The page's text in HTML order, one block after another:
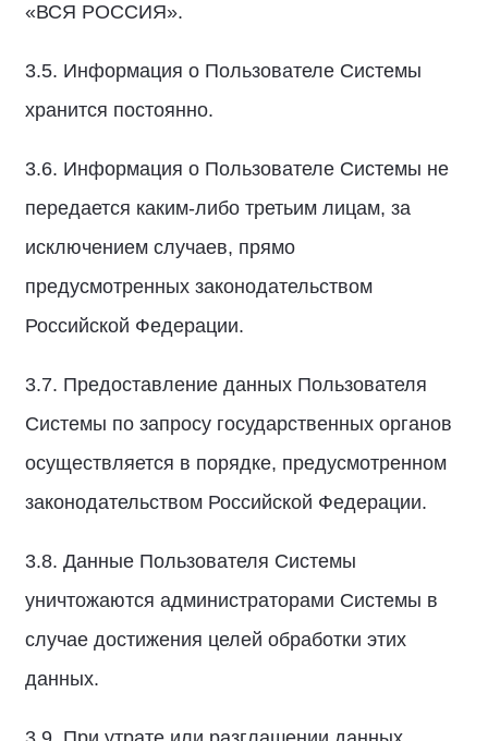
«ВСЯ РОССИЯ».
3.5. Информация о Пользователе Системы
хранится постоянно.
3.6. Информация о Пользователе Системы не
передается каким-либо третьим лицам, за
исключением случаев, прямо
предусмотренных законодательством
Российской Федерации.
3.7. Предоставление данных Пользователя
Системы по запросу государственных органов
осуществляется в порядке, предусмотренном
законодательством Российской Федерации.
3.8. Данные Пользователя Системы
уничтожаются администраторами Системы в
случае достижения целей обработки этих
данных.